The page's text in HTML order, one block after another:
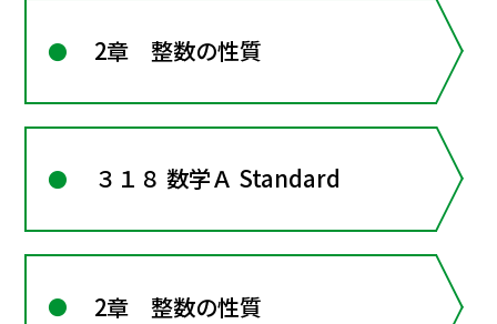
2章 整数の性質
３１８ 数学Ａ Standard
2章 整数の性質